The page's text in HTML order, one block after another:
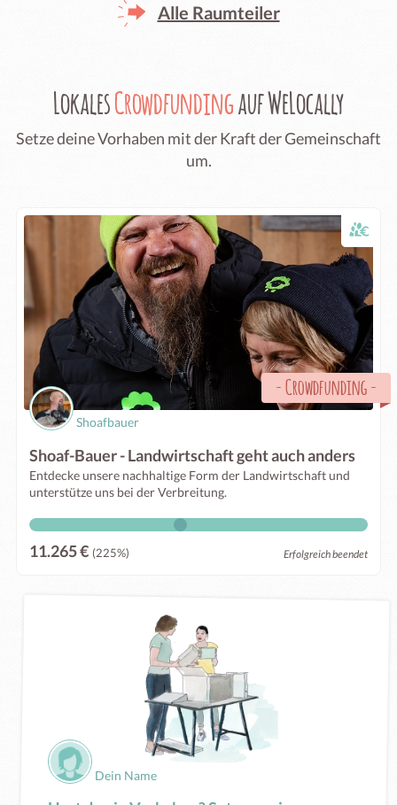
Alle Raumteiler
LokalesCrowdfundingauf WeLocally
Setze deine Vorhaben mit der Kraft der Gemeinschaft
um.
-Crowdfunding-
Shoafbauer
Shoaf-Bauer - Landwirtschaft geht auch anders
Entdecke unsere nachhaltige Form der Landwirtschaft und
unterstütze uns bei der Verbreitung.
11.265 € (225%) Erfolgreich beendet
Dein Name